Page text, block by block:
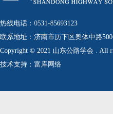
热线电话：0531-85693123
联系地址：济南市历下区奥体中路
Copyright © 2021 山东公路学会 . All
技术支持：富库网络